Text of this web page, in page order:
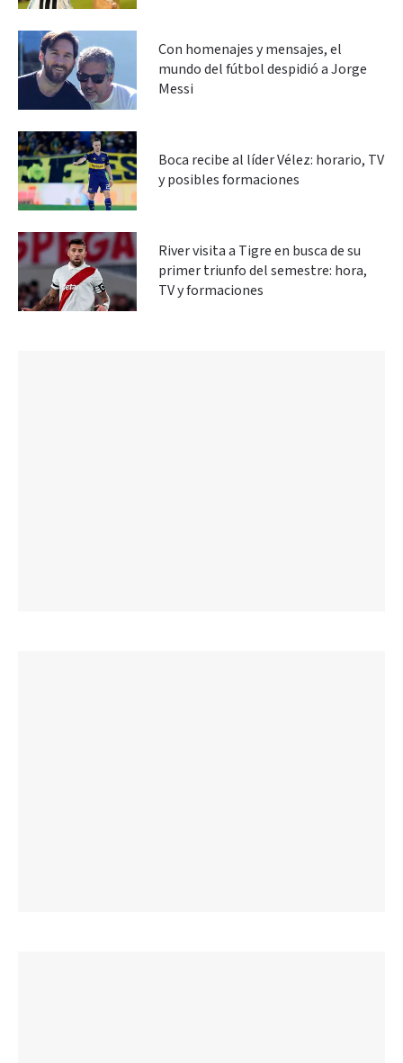
Con homenajes y mensajes, el
mundo del fútbol despidió a Jorge
Messi
Boca recibe al líder Vélez: horario, TV
y posibles formaciones
River visita a Tigre en busca de su
primer triunfo del semestre: hora,
TV y formaciones